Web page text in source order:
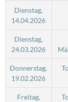
Dienstag,
14.04.2026
Dienstag,
24.03.2026
Donnerstag,
19.02.2026
Freitag,